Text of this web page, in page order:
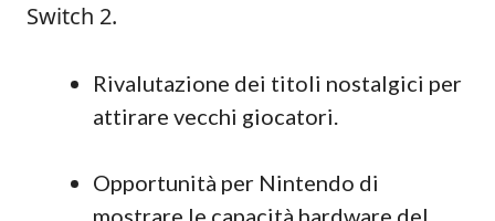
Switch 2.
Rivalutazione dei titoli nostalgici per
attirare vecchi giocatori.
Opportunità per Nintendo di
mostrare le capacità hardware del